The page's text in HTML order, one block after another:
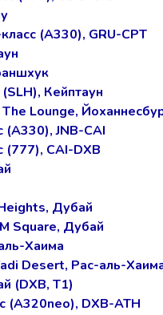
(А330), GRU-CPT
Кейптаун
Lounge,
(А330), JNB-CAI
(777), CAI-DXB
Дубай
Square, Дубай
Хаима
Desert, Рас-аль-
(DXB, T1)
(А320neo), DXB-ATH